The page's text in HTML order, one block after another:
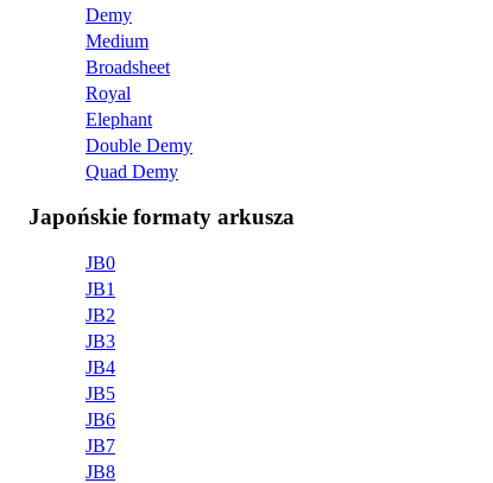
Demy
Medium
Broadsheet
Royal
Elephant
Double Demy
Quad Demy
Japońskie formaty arkusza
JB0
JB1
JB2
JB3
JB4
JB5
JB6
JB7
JB8